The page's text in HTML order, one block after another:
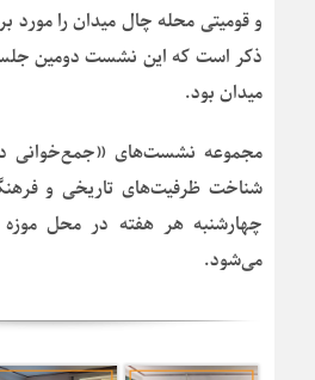
و قومیتی محله چال میدان را مورد
ذکر است که این نشست دومین
میدان بود.
مجموعه نشست‌های «جمع‌خوانی
شناخت ظرفیت‌های تاریخی و
چهارشنبه هر هفته در محل
می‌شود.